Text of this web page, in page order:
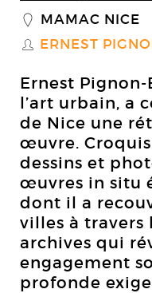
_ MAMAC NICE
S ERNEST
Ernest
l’art urbain, a
de Nice une
œuvre.
dessins et
œuvres in situ
dont il a
villes à travers
archives qui
engagement
profonde